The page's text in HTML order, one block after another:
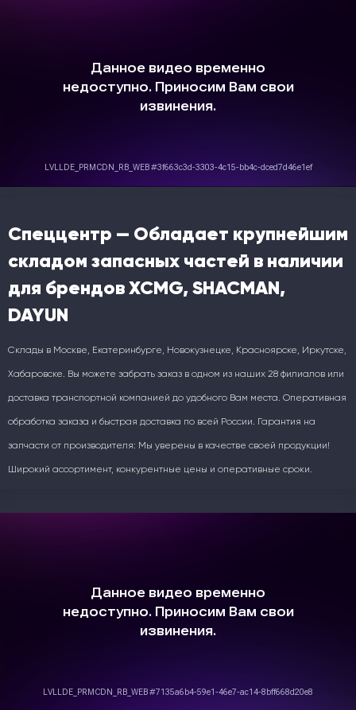
Спеццентр — Обладает крупнейшим
складом запасных частей в наличии
для брендов XCMG, SHACMAN,
DAYUN
Склады в Москве, Екатеринбурге, Новокузнецке, Красноярске, Иркутске,
Хабаровске. Вы можете забрать заказ в одном из наших 28 филиалов или
доставка транспортной компанией до удобного Вам места. Оперативная
обработка заказа и быстрая доставка по всей России. Гарантия на
запчасти от производителя: Мы уверены в качестве своей продукции!
Широкий ассортимент, конкурентные цены и оперативные сроки.